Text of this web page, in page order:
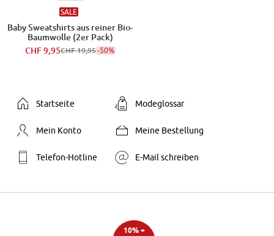
SALE
Baby Sweatshirts aus reiner Bio-
Baumwolle (2er Pack)
CHF 9,95CHF 19,95-50%
Startseite Modeglossar
Mein Konto Meine Bestellung
Telefon-Hotline E-Mail schreiben
10% +